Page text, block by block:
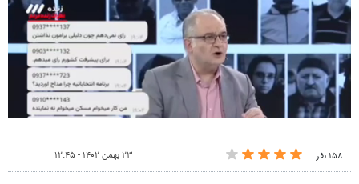
۱۵۸ نفر ۲۳ بهمن ۱۴۰۲ - ۱۲:۴۵